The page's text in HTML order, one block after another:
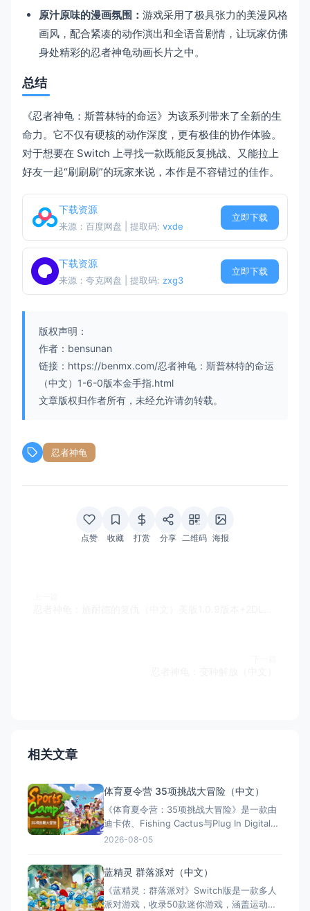
原汁原味的漫画氛围： 游戏采用了极具张力的美漫风格
画风，配合紧凑的动作演出和全语音剧情，让玩家仿佛
身处精彩的忍者神龟动画长片之中。
总结
《忍者神龟：斯普林特的命运》为该系列带来了全新的生
命力。它不仅有硬核的动作深度，更有极佳的协作体验。
对于想要在 Switch 上寻找一款既能反复挑战、又能拉上
好友一起“刷刷刷”的玩家来说，本作是不容错过的佳作。
下载资源
来源：百度网盘 | 提取码: vxde
立即下载
下载资源
来源：夸克网盘 | 提取码: zxg3
立即下载
版权声明：
作者：bensunan
链接：https://benmx.com/忍者神龟：斯普林特的命运
（中文）1-6-0版本金手指.html
文章版权归作者所有，未经允许请勿转载。
忍者神龟
点赞 收藏 打赏 分享 二维码 海报
相关文章
体育夏令营 35项挑战大冒险（中文）
《体育夏令营：35项挑战大冒险》是一款由
迪卡侬、Fishing Cactus与Plug In Digital联
合打造的Switch派对游戏。游戏以开放世界
作，最多4人同屏同乐。开放世界分为四大区
域，可探索宝藏并与野生动物互动
2026-08-05
蓝精灵 群落派对（中文）
《蓝精灵：群落派对》Switch版是一款多人
派对游戏，收录50款迷你游戏，涵盖运动、